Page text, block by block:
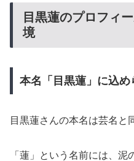
目黒蓮のプロフィ
境
本名「目黒蓮」に込め
目黒蓮さんの本名は芸名と
「蓮」という名前には、